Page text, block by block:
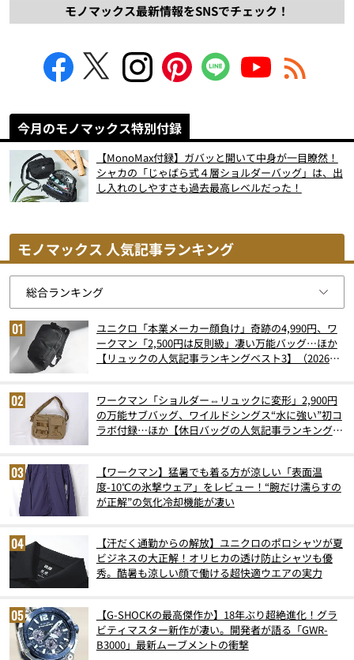
モノマックス最新情報をSNSでチェック！
今月のモノマックス特別付録
【MonoMax付録】ガバッと開いて中身が一目瞭然！
シャカの「じゃばら式４層ショルダーバッグ」は、出
し入れのしやすさも過去最高レベルだった！
モノマックス 人気記事ランキング
ユニクロ「本業メーカー顔負け」奇跡の4,990円、ワ
ークマン「2,500円は反則級」凄い万能バッグ…ほか
【リュックの人気記事ランキングベスト3】（2026年
ワークマン「ショルダー⇔リュックに変形」2,900円
の万能サブバッグ、ワイルドシングス“水に強い”初コ
ラボ付録…ほか【休日バッグの人気記事ランキングベ
【ワークマン】猛暑でも着る方が涼しい「表面温
度-10℃の氷撃ウェア」をレビュー！“腕だけ濡らすの
が正解”の気化冷却機能が凄い
【汗だく通勤からの解放】ユニクロのポロシャツが夏
ビジネスの大正解！オリヒカの透け防止シャツも優
秀。酷暑も涼しい顔で働ける超快適ウエアの実力
【G-SHOCKの最高傑作か】18年ぶり超絶進化！グラ
ビティマスター新作が凄い。開発者が語る「GWR-
B3000」最新ムーブメントの衝撃